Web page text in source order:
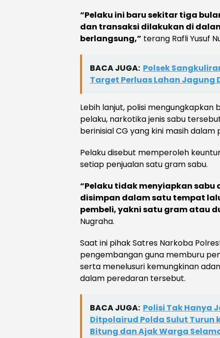
“Pelaku ini baru sekitar tiga
dan transaksi dilakukan di
berlangsung,” terang Rafli Yusuf
BACA JUGA: Polsek
Target Perluas Lahan Jagung
Lebih lanjut, polisi
pelaku, narkotika jenis sabu
berinisial CG yang kini masih
Pelaku disebut memperoleh
setiap penjualan satu gram sabu.
“Pelaku tidak menyiapkan sabu
disimpan dalam satu tempat
pembeli, yakni satu gram atau
Nugraha.
Saat ini pihak Satres Narkoba
pengembangan guna memburu
serta menelusuri kemungkinan
dalam peredaran tersebut.
BACA JUGA: Polisi Tak Hanya
Ditpolairud Polda Sulut Turun
Bitung dan Ajak Warga